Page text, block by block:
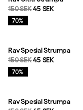
Originalpris:
150 SEKReapris
45 SEK
Rea:
70%
Rav Spesial Strumpa
Originalpris:
150 SEKReapris
45 SEK
Rea:
70%
Rav Spesial Strumpa